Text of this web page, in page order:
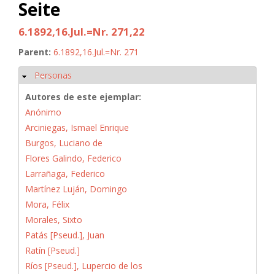
Seite
6.1892,16.Jul.=Nr. 271,22
Parent: 6.1892,16.Jul.=Nr. 271
Ocultar
Personas
Autores de este ejemplar:
Anónimo
Arciniegas, Ismael Enrique
Burgos, Luciano de
Flores Galindo, Federico
Larrañaga, Federico
Martínez Luján, Domingo
Mora, Félix
Morales, Sixto
Patás [Pseud.], Juan
Ratín [Pseud.]
Ríos [Pseud.], Lupercio de los